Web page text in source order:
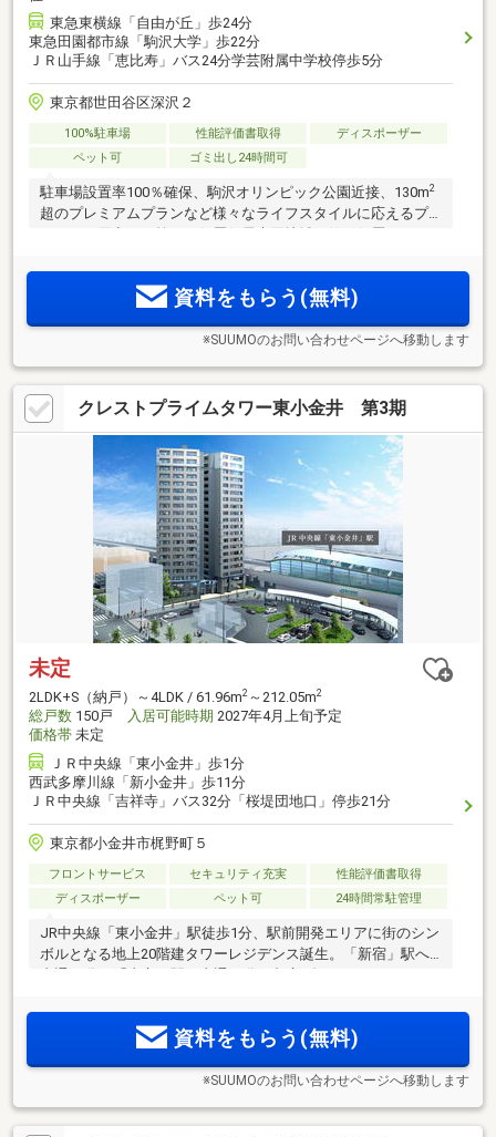
東急東横線「自由が丘」歩24分
東急田園都市線「駒沢大学」歩22分
ＪＲ山手線「恵比寿」バス24分学芸附属中学校停歩5分
東京都世田谷区深沢２
100%駐車場 性能評価書取得
ディスポーザー
ペット可
ゴミ出し24時間可
駐車場設置率100％確保、駒沢オリンピック公園近接、130m2
超のプレミアムプランなど様々なライフスタイルに応えるプ
「駒沢大学」駅徒歩22分。【来場予約受付中！】
資料をもらう(無料)
※SUUMOのお問い合わせページへ移動します
クレストプライムタワー東小金井 第3期
未定
2LDK+S（納戸）～4LDK / 61.96m2 ～212.05m2
総戸数 150戸 入居可能時期 2027年4月上旬予定
価格帯 未定
ＪＲ中央線「東小金井」歩1分
西武多摩川線「新小金井」歩11分
ＪＲ中央線「吉祥寺」バス32分「桜堤団地口」停歩21分
東京都小金井市梶野町５
フロントサービス セキュリティ充実
性能評価書取得
ディスポーザー
ペット可 24時間常駐管理
JR中央線「東小金井」駅徒歩1分、駅前開発エリアに街のシン
ボルとなる地上20階建タワーレジデンス誕生。「新宿」駅へ
のほか、徒歩圏に豊富に揃う利便施設
資料をもらう(無料)
※SUUMOのお問い合わせページへ移動します